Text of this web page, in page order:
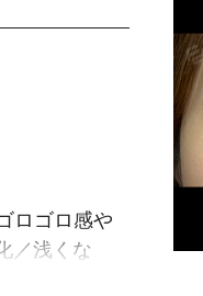
ロゴロ感や
／浅くな